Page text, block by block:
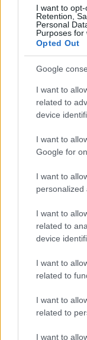
I want to opt-
Retention,
Personal
Purposes for
Opted Out
Google
I want to
related to
device
I want to
Google for
I want to
personalized
I want to
related to
device
I want to
related to
I want to
related to
I want to
A jelentés
541 200
nettó
8,9
korábbit
A KSH
- szögezte le